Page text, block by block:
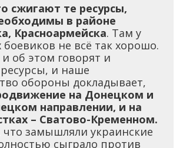
сжигают те ресурсы,
в районе
Красноармейска. Там у
боевиков не всё так хорошо.
и об этом говорят и
и наше
обороны докладывает,
на Донецком и
направлении, и на
– Сватово-Кременном.
что замышляли украинские
сыграло против